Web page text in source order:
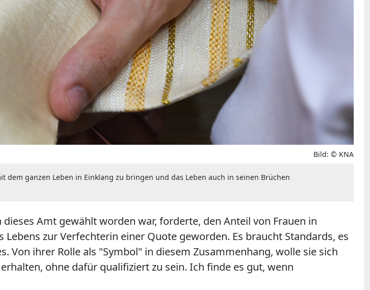
Bild: © KNA
ganzen Leben in Einklang zu bringen und das Leben auch in seinen Brüchen
Amt gewählt worden war, forderte, den Anteil von Frauen in
zur Verfechterin einer Quote geworden. Es braucht Standards, es
Von ihrer Rolle als "Symbol" in diesem Zusammenhang, wolle sie sich
ohne dafür qualifiziert zu sein. Ich finde es gut, wenn